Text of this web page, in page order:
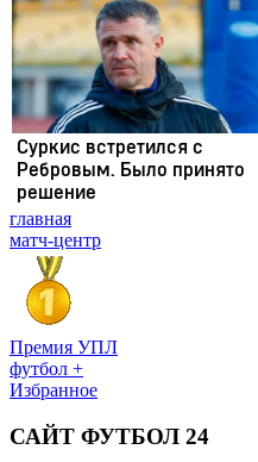
главная
матч-центр
Премия УПЛ
футбол +
Избранное
САЙТ ФУТБОЛ 24